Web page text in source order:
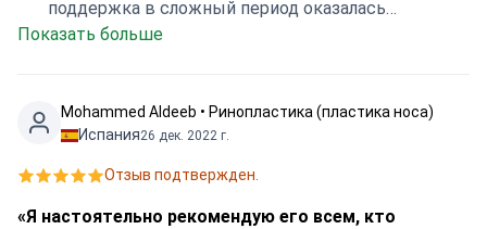
поддержка в сложный период оказалась
неоценима. Выражаем глубокую благодарность!
Показать больше
Mohammed Aldeeb • Ринопластика (пластика носа)
Испания26 дек. 2022 г.
Отзыв подтвержден.
«Я настоятельно рекомендую его всем, кто